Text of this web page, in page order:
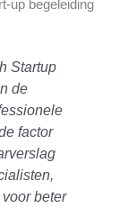
up begeleiding
Startup
de
factor
beter